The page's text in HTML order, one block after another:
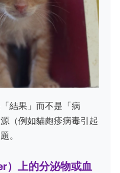
結果」而不是「病
（例如貓皰疹病毒引起
。
）上的分泌物或血